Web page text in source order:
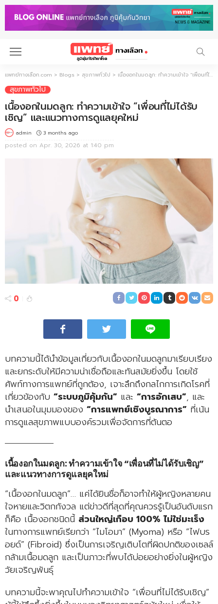
แพทย์ทางเลือก.com > Blogs > สุขภาพทั่วไป > เนื้องอกในมดลูก: ทำความเข้าใจ “เพื่อนที่ไม่ได้รับเชิญ” และแนวทางการดูแลยุคใหม่
สุขภาพทั่วไป
เนื้องอกในมดลูก: ทำความเข้าใจ “เพื่อนที่ไม่ได้รับ
เชิญ” และแนวทางการดูแลยุคใหม่
admin 3 months ago
posted on Apr. 30, 2026 at 1:40 pm
0
บทความนี้ได้นำข้อมูลเกี่ยวกับเนื้องอกในมดลูกมาเรียบเรียง
และยกระดับให้มีความน่าเชื่อถือและทันสมัยยิ่งขึ้น โดยใช้
ศัพท์ทางการแพทย์ที่ถูกต้อง, เจาะลึกถึงกลไกการเกิดโรคที่
เกี่ยวข้องกับ “ระบบภูมิคุ้มกัน” และ “การอักเสบ”, และ
นำเสนอในมุมมองของ “การแพทย์เชิงบูรณาการ” ที่เน้น
การดูแลสุขภาพแบบองค์รวมเพื่อจัดการที่ต้นตอ
เนื้องอกในมดลูก: ทำความเข้าใจ “เพื่อนที่ไม่ได้รับเชิญ”
และแนวทางการดูแลยุคใหม่
“เนื้องอกในมดลูก”… แค่ได้ยินชื่อก็อาจทำให้ผู้หญิงหลายคน
ใจหายและวิตกกังวล แต่ข่าวดีที่สุดที่คุณควรรู้เป็นอันดับแรก
ก็คือ เนื้องอกชนิดนี้ ส่วนใหญ่เกือบ 100% ไม่ใช่มะเร็ง
ในทางการแพทย์เรียกว่า “ไมโอมา” (Myoma) หรือ “ไฟบร
อยด์” (Fibroid) ซึ่งเป็นการเจริญเติบโตที่ผิดปกติของเซลล์
กล้ามเนื้อมดลูก และเป็นภาวะที่พบได้บ่อยอย่างยิ่งในผู้หญิง
วัยเจริญพันธุ์
บทความนี้จะพาคุณไปทำความเข้าใจ “เพื่อนที่ไม่ได้รับเชิญ”